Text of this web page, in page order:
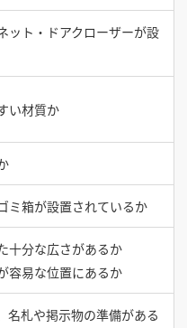
ット・ドアクローザーが設
い材質か
ミ箱が設置されているか
十分な広さがあるか
容易な位置にあるか
名札や掲示物の準備がある